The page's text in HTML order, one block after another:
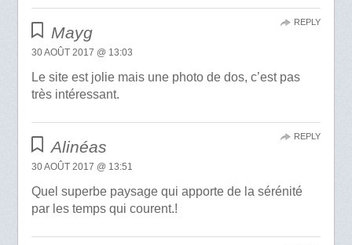
Mayg
30 AOÛT 2017 @ 13:03
Le site est jolie mais une photo de dos, c’est pas
très intéressant.
REPLY
Alinéas
30 AOÛT 2017 @ 13:51
Quel superbe paysage qui apporte de la sérénité
par les temps qui courent.!
REPLY